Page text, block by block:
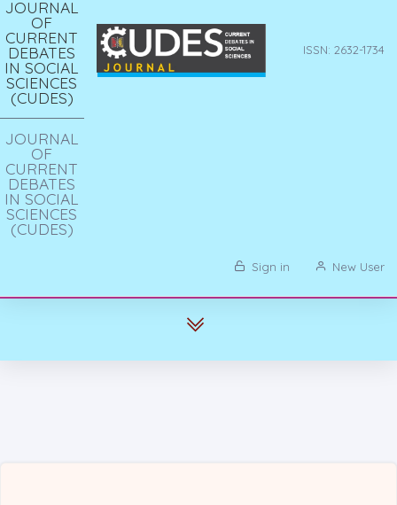
ISSN: 2632-1734
JOURNAL
OF
CURRENT
DEBATES
IN SOCIAL
SCIENCES
(CUDES)
JOURNAL
OF
CURRENT
DEBATES
IN SOCIAL
SCIENCES
(CUDES)
Sign in New User